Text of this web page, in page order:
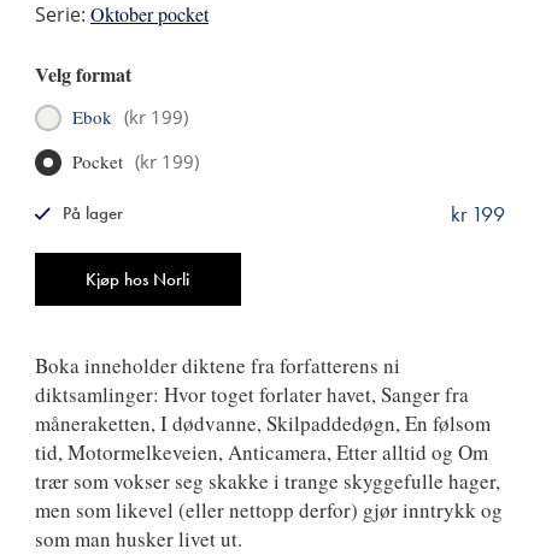
Serie: Oktober pocket
Velg format
Ebok (kr 199)
Pocket (kr 199)
Kjøp hos Norli
kr 199
På lager
Boka inneholder diktene fra forfatterens ni
diktsamlinger: Hvor toget forlater havet, Sanger fra
måneraketten, I dødvanne, Skilpaddedøgn, En følsom
tid, Motormelkeveien, Anticamera, Etter alltid og Om
trær som vokser seg skakke i trange skyggefulle hager,
men som likevel (eller nettopp derfor) gjør inntrykk og
som man husker livet ut.